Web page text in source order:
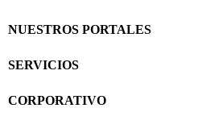
NUESTROS PORTALES
SERVICIOS
CORPORATIVO